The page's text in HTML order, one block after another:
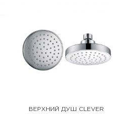
ВЕРХНИЙ ДУШ CLEVER